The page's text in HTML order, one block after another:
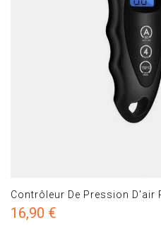
Contrôleur De Pression D'air
16,90 €